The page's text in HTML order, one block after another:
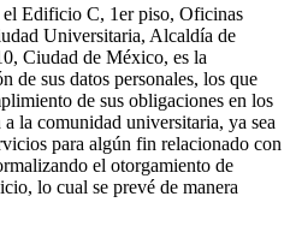
Edificio C, 1er piso, Oficinas
Universitaria, Alcaldía de
Ciudad de México, es la
de sus datos personales, los que
de sus obligaciones en los
la comunidad universitaria, ya sea
para algún fin relacionado con
el otorgamiento de
lo cual se prevé de manera